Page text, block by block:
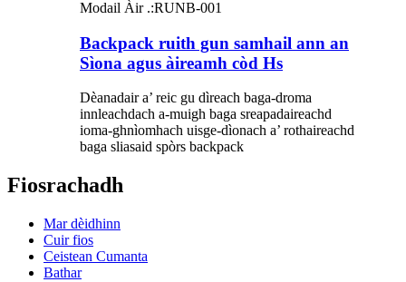
Modail Àir .:RUNB-001
Backpack ruith gun samhail ann an
Sìona agus àireamh còd Hs
Dèanadair a’ reic gu dìreach baga-droma
innleachdach a-muigh baga sreapadaireachd
ioma-ghnìomhach uisge-dìonach a’ rothaireachd
baga sliasaid spòrs backpack
Fiosrachadh
Mar dèidhinn
Cuir fios
Ceistean Cumanta
Bathar